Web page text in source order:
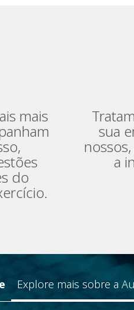
mais
do
sua
a
Explore mais sobre a